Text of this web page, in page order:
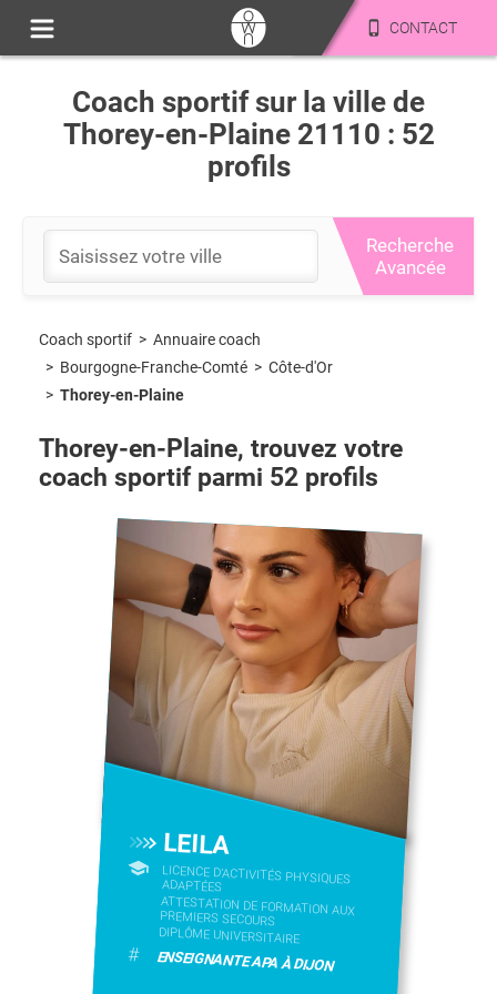
CONTACT
Coach sportif sur la ville de
Thorey-en-Plaine 21110 : 52
profils
Recherche
Avancée
Coach sportif > Annuaire coach
> Bourgogne-Franche-Comté > Côte-d'Or
> Thorey-en-Plaine
Thorey-en-Plaine, trouvez votre
coach sportif parmi 52 profils
LEILA
LICENCE D’ACTIVITÉS PHYSIQUES
ADAPTÉES
ATTESTATION DE FORMATION AUX
PREMIERS SECOURS
DIPLÔME UNIVERSITAIRE
# ENSEIGNANTE APA À DIJON